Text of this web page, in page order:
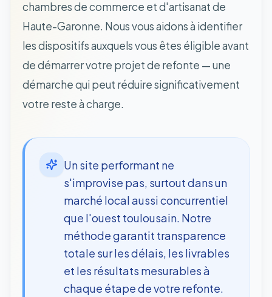
chambres de commerce et d'artisanat de
Haute-Garonne. Nous vous aidons à identifier
les dispositifs auxquels vous êtes éligible avant
de démarrer votre projet de refonte — une
démarche qui peut réduire significativement
votre reste à charge.
Un site performant ne
s'improvise pas, surtout dans un
marché local aussi concurrentiel
que l'ouest toulousain. Notre
méthode garantit transparence
totale sur les délais, les livrables
et les résultats mesurables à
chaque étape de votre refonte.